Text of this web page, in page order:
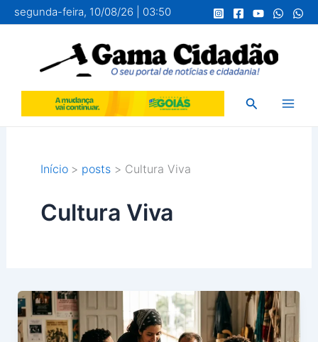
para
conteúdo
segunda-feira, 10/08/26 | 03:50
Pesquisar
Início posts Cultura Viva
Cultura Viva